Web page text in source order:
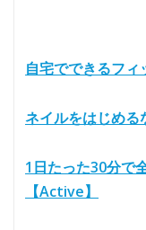
自宅でできるフィ
ネイルをはじめる
1日たった30分で
【Active】